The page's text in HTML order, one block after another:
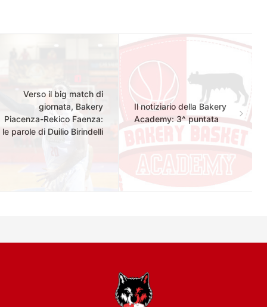
Verso il big match di
giornata, Bakery
Piacenza-Rekico Faenza:
le parole di Duilio Birindelli
Il notiziario della Bakery
Academy: 3^ puntata